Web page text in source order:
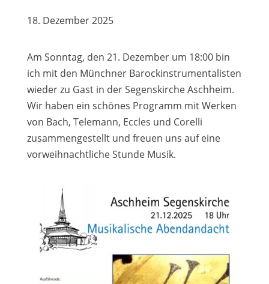
18. Dezember 2025
Am Sonntag, den 21. Dezember um 18:00 bin
ich mit den Münchner Barockinstrumentalisten
wieder zu Gast in der Segenskirche Aschheim.
Wir haben ein schönes Programm mit Werken
von Bach, Telemann, Eccles und Corelli
zusammengestellt und freuen uns auf eine
vorweihnachtliche Stunde Musik.